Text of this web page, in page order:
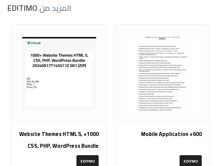
المزيد منEDITIMO
600+ Mobile Application
EDITMO
1000+ Website Themes HTML 5,
CSS, PHP, WordPress Bundle
20240917T145511Z 001 (ZIP)
EDITMO